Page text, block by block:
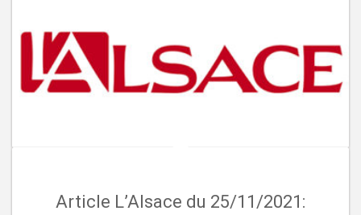
Article L’Alsace du 25/11/2021: